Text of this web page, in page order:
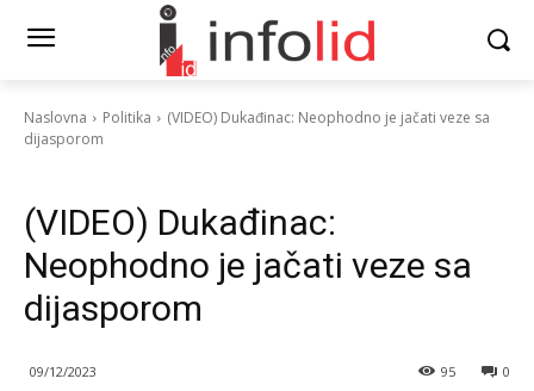
Naslovna Politika
(VIDEO) Dukađinac: Neophodno je jačati veze sa
dijasporom
(VIDEO) Dukađinac:
Neophodno je jačati veze sa
dijasporom
09/12/2023 0
95